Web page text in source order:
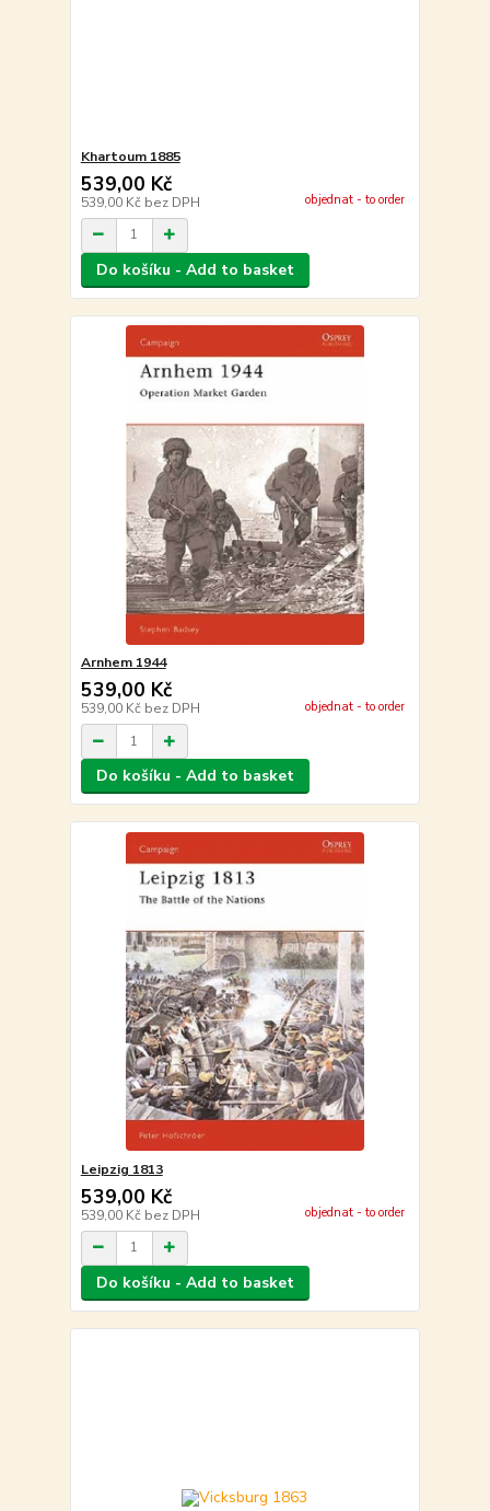
Khartoum 1885
539,00 Kč
539,00 Kč bez DPH objednat - to order
Do košíku - Add to basket
Arnhem 1944
539,00 Kč
539,00 Kč bez DPH objednat - to order
Do košíku - Add to basket
Leipzig 1813
539,00 Kč
539,00 Kč bez DPH objednat - to order
Do košíku - Add to basket